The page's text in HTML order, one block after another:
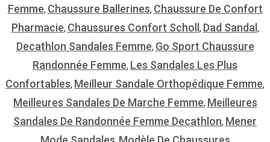
Femme, Chaussure Ballerines, Chaussure De Confort
Pharmacie, Chaussures Confort Scholl , Dad Sandal ,
Decathlon Sandales Femme, Go Sport Chaussure
Randonnée Femme, Les Sandales Les Plus
Confortables, Meilleur Sandale Orthopédique Femme,
Meilleures Sandales De Marche Femme, Meilleures
Sandales De Randonnée Femme Decathlon, Mener